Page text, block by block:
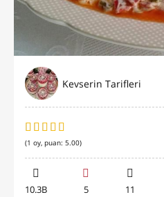
Kevserin Tarifleri
(1 oy, puan: 5.00)
10.3B 5 11